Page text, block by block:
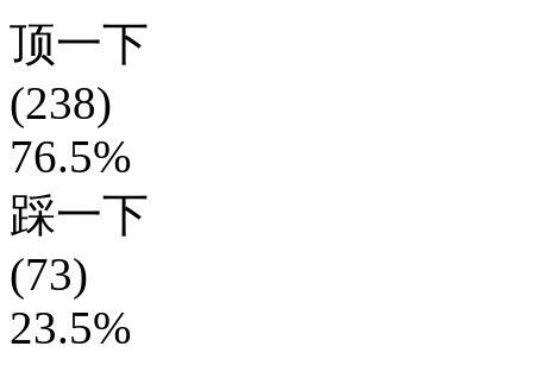
顶一下
(238)
76.5%
踩一下
(73)
23.5%